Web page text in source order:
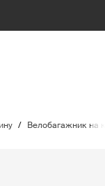
/ Велобагажник на